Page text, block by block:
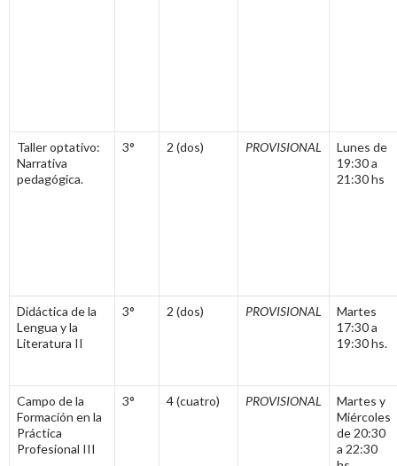
Taller optativo:
Narrativa
pedagógica.
3° 2 (dos) PROVISIONAL
Lunes de
19:30 a
21:30 hs
Didáctica de la
Lengua y la
Literatura II
3° 2 (dos) PROVISIONAL
Martes
17:30 a
19:30 hs.
Campo de la
Formación en la
Práctica
Profesional III
3° 4 (cuatro) PROVISIONAL
Martes y
Miércoles
de 20:30
a 22:30